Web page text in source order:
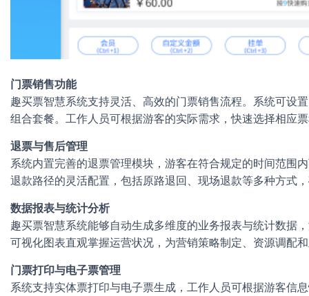
门票销售功能
趣买票智慧系统支持灵活、高效的门票销售流程。系统可设
组合套餐。工作人员可根据游客的实际需求，快速选择相应
退票与售后管理
系统内置完善的退票管理模块，游客在符合规定的时间范围
退款路径的灵活配置，包括原路退回、现场退款等多种方式
数据报表与统计分析
趣买票智慧系统能够自动生成多维度的业务报表与统计数据
可视化图表直观掌握运营状况，为营销策略制定、资源调配
门票打印与电子票管理
系统支持实体票打印与电子票生成，工作人员可根据游客信